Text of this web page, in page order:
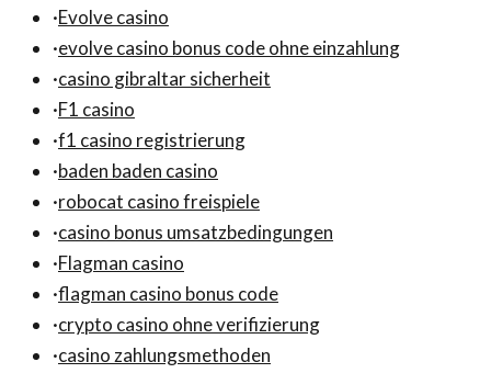
·Evolve casino
·evolve casino bonus code ohne einzahlung
·casino gibraltar sicherheit
·F1 casino
·f1 casino registrierung
·baden baden casino
·robocat casino freispiele
·casino bonus umsatzbedingungen
·Flagman casino
·flagman casino bonus code
·crypto casino ohne verifizierung
·casino zahlungsmethoden